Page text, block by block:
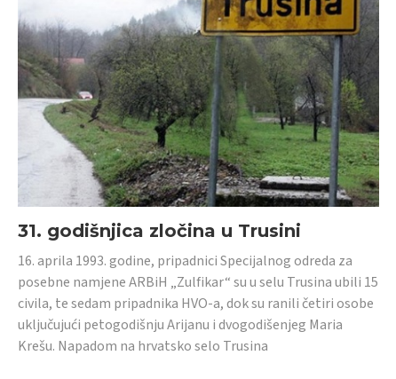
31. godišnjica zločina u Trusini
16. aprila 1993. godine, pripadnici Specijalnog odreda za
posebne namjene ARBiH „Zulfikar“ su u selu Trusina ubili 15
civila, te sedam pripadnika HVO-a, dok su ranili četiri osobe
uključujući petogodišnju Arijanu i dvogodišenjeg Maria
Krešu. Napadom na hrvatsko selo Trusina